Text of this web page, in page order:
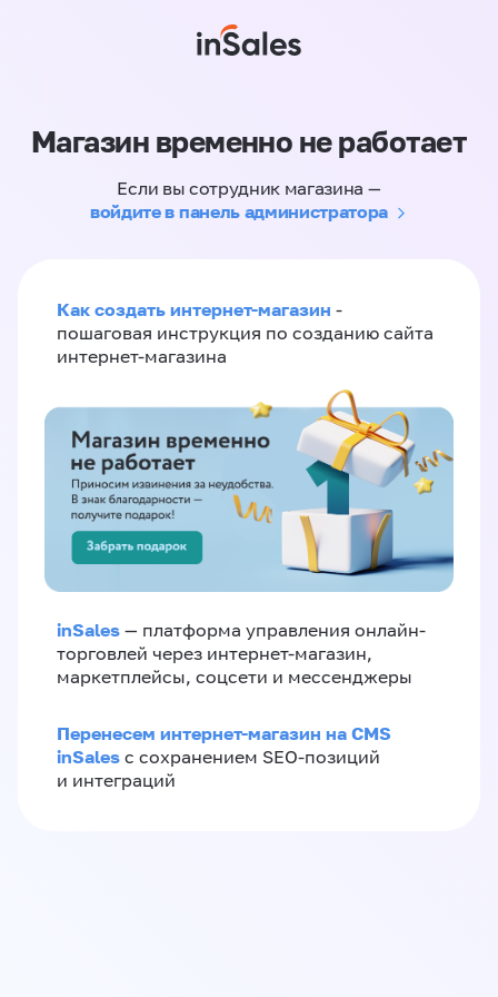
Магазин временно не работает
Если вы сотрудник магазина —
войдите в панель администратора
Как создать интернет-магазин -
пошаговая инструкция по созданию сайта
интернет-магазина
inSales — платформа управления онлайн-
торговлей через интернет-магазин,
маркетплейсы, соцсети и мессенджеры
Перенесем интернет-магазин на CMS
inSales с сохранением SEO-позиций
и интеграций